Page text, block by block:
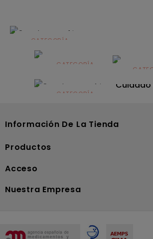
CATEGORÍA
Alimentación
infantilCATEGORÍA
Dermocosmética
CATEGORÍA
Información De La Tienda
Productos
Acceso
Nuestra Empresa